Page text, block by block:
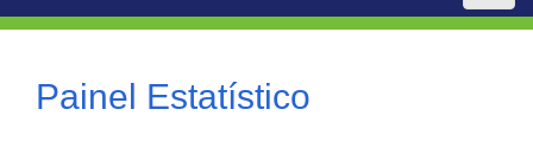
Painel Estatístico